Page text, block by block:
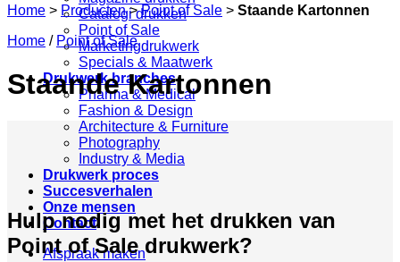
Catalogi drukken
Point of Sale
Marketingdrukwerk
Specials & Maatwerk
Drukwerk branches
Pharma & Medical
Fashion & Design
Architecture & Furniture
Photography
Industry & Media
Drukwerk proces
Succesverhalen
Onze mensen
Contact
Afspraak maken
Home > Producten>Point of Sale > Staande Kartonnen
Home / Point of Sale
Staande Kartonnen
Hulp nodig met het drukken van
Point of Sale drukwerk?